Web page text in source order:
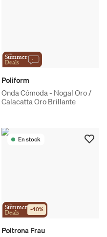
the
Summer
Deals
Poliform
Onda Cómoda - Nogal Oro /
Calacatta Oro Brillante
En stock
the
Summer
Deals -40%
Poltrona Frau